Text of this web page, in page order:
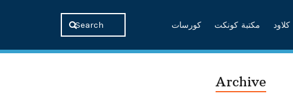
كلاود مكتبة كونكت كورسات
Archive